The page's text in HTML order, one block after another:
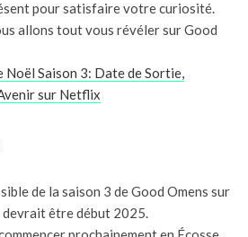
pour satisfaire votre curiosité.
allons tout vous révéler sur Good
Noël Saison 3: Date de Sortie,
sur Netflix
de la saison 3 de Good Omens sur
devrait être début 2025.